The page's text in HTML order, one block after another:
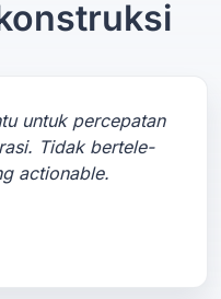
untuk percepatan
Tidak bertele-
actionable.